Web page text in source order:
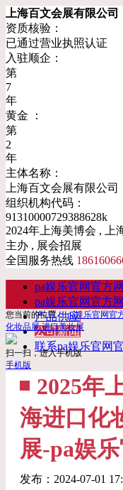
上海百文会展有限公司
资质核验：
已通过营业执照认证
入驻顺企：
第
7
年
黄金 ：
第
2
年
主体名称：
上海百文会展有限公司
组织机构代码：
91310000729388628k
2024年上海美博会 , 上
主办 , 展会招展
全国服务热线
pa娱乐官网官方
pa娱乐官网官方
产品供应
公司新闻
联系pa娱乐官网
您当前的位置：pa娱乐官网官
化妆品展 进口美妆展
扫一扫，进入手机版
手机版
2025年
海进口化
展-pa娱
发布： 2024-07-01